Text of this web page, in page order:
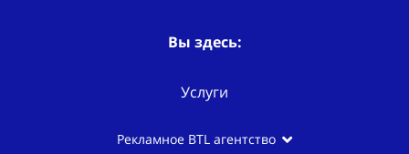
Вы здесь:
Услуги
Рекламное BTL агентство